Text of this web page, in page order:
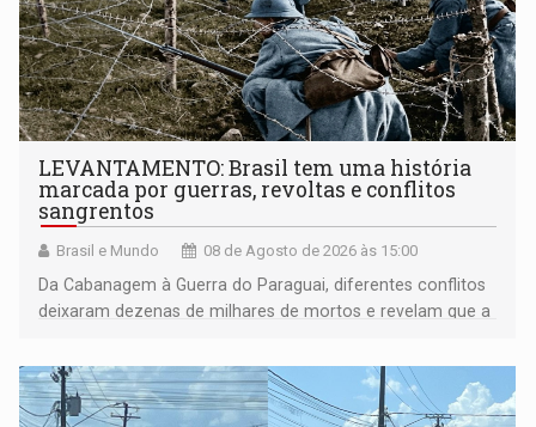
LEVANTAMENTO: Brasil tem uma história
marcada por guerras, revoltas e conflitos
sangrentos
Brasil e Mundo 08 de Agosto de 2026 às 15:00
Da Cabanagem à Guerra do Paraguai, diferentes conflitos
deixaram dezenas de milhares de mortos e revelam que a
territoriais e sociais